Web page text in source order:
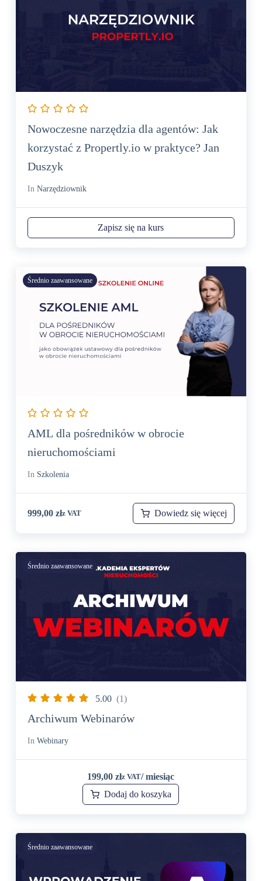
Nowoczesne narzędzia dla agentów: Jak
korzystać z Propertly.io w praktyce? Jan
Duszyk
In Narzędziownik
Zapisz się na kurs
Średnio zaawansowane
AML dla pośredników w obrocie
nieruchomościami
In Szkolenia
999,00 złz VAT Dowiedz się więcej
Średnio zaawansowane
5.00 (1)
Archiwum Webinarów
In Webinary
199,00złz VAT/ miesiąc
Dodaj do koszyka
Średnio zaawansowane